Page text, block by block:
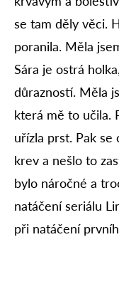
se tam děly věci.
poranila. Měla
Sára je ostrá
důrazností. Měla
která mě to učila.
uřízla prst. Pak se
krev a nešlo to
bylo náročné a
natáčení seriálu
při natáčení